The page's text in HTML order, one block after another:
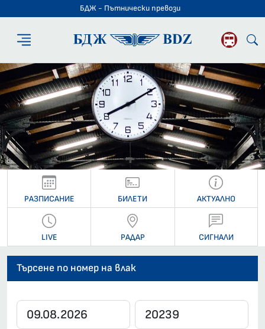
БДЖ - Пътнически превози
БДЖ -
РАЗПИСАНИЕ БИЛЕТИ АКТУАЛНО
LIVE РАДАР СИГНАЛИ
Търсене по номер на влак